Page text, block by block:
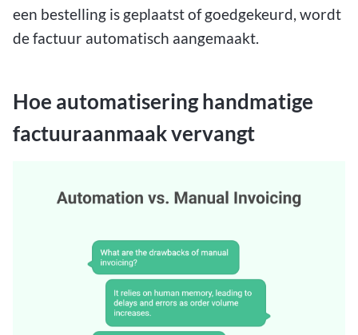
een bestelling is geplaatst of goedgekeurd, wordt
de factuur automatisch aangemaakt.
Hoe automatisering handmatige
factuuraanmaak vervangt